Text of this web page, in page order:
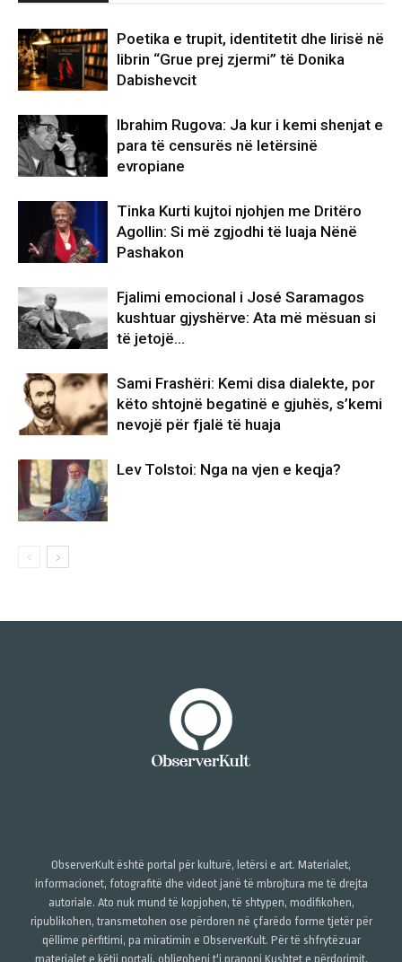
Poetika e trupit, identitetit dhe lirisë në
librin “Grue prej zjermi” të Donika
Dabishevcit
Ibrahim Rugova: Ja kur i kemi shenjat e
para të censurës në letërsinë
evropiane
Tinka Kurti kujtoi njohjen me Dritëro
Agollin: Si më zgjodhi të luaja Nënë
Pashakon
Fjalimi emocional i José Saramagos
kushtuar gjyshërve: Ata më mësuan si
të jetojë…
Sami Frashëri: Kemi disa dialekte, por
këto shtojnë begatinë e gjuhës, s’kemi
nevojë për fjalë të huaja
Lev Tolstoi: Nga na vjen e keqja?
ObserverKult është portal për kulturë, letërsi e art. Materialet,
informacionet, fotografitë dhe videot janë të mbrojtura me të drejta
autoriale. Ato nuk mund të kopjohen, të shtypen, modifikohen,
ripublikohen, transmetohen ose përdoren në çfarëdo forme tjetër për
qëllime përfitimi, pa miratimin e ObserverKult. Për të shfrytëzuar
materialet e këtij portali, obligoheni t'i pranoni Kushtet e përdorimit,